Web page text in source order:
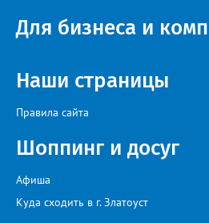
Для бизнеса и
Наши страницы
Правила сайта
Шоппинг и досуг
Афиша
Куда сходить в г. Златоуст